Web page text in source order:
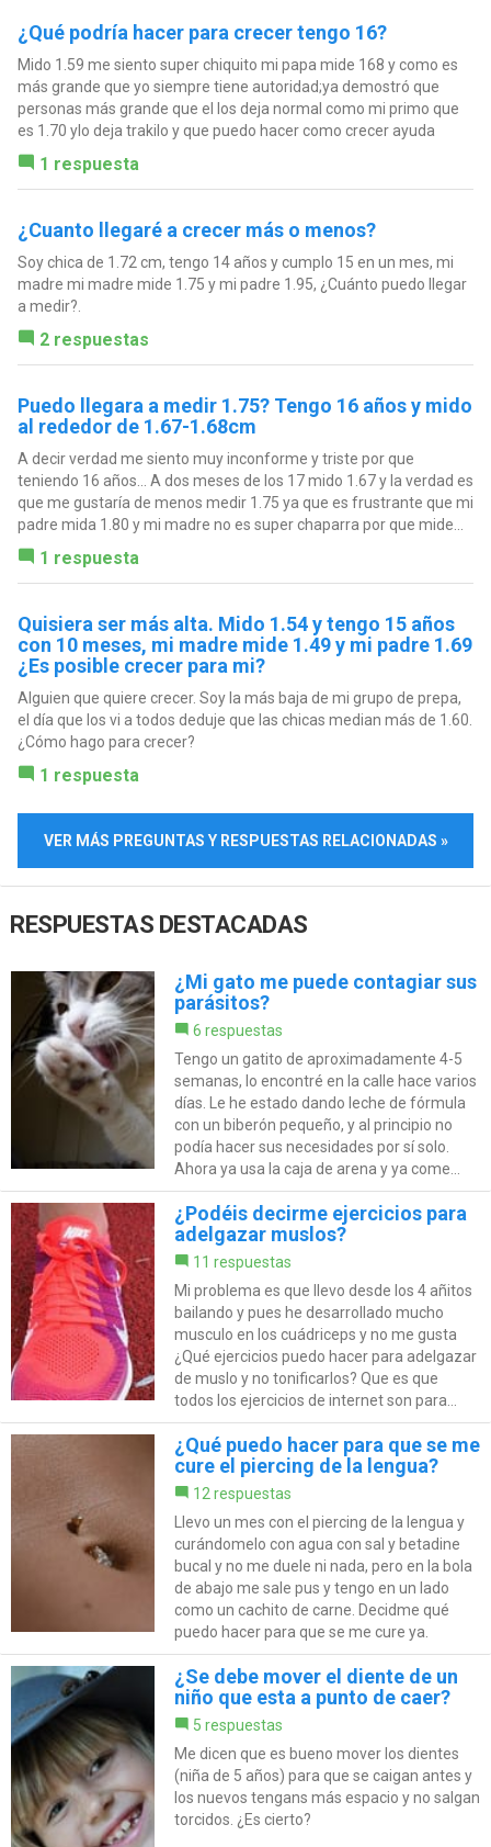
¿Qué podría hacer para crecer tengo 16?
Mido 1.59 me siento super chiquito mi papa mide 168 y como es
más grande que yo siempre tiene autoridad;ya demostró que
personas más grande que el los deja normal como mi primo que
es 1.70 ylo deja trakilo y que puedo hacer como crecer ayuda
1 respuesta
¿Cuanto llegaré a crecer más o menos?
Soy chica de 1.72 cm, tengo 14 años y cumplo 15 en un mes, mi
madre mi madre mide 1.75 y mi padre 1.95, ¿Cuánto puedo llegar
a medir?.
2 respuestas
Puedo llegara a medir 1.75? Tengo 16 años y mido
al rededor de 1.67-1.68cm
A decir verdad me siento muy inconforme y triste por que
teniendo 16 años... A dos meses de los 17 mido 1.67 y la verdad es
que me gustaría de menos medir 1.75 ya que es frustrante que mi
padre mida 1.80 y mi madre no es super chaparra por que mide...
1 respuesta
Quisiera ser más alta. Mido 1.54 y tengo 15 años
con 10 meses, mi madre mide 1.49 y mi padre 1.69
¿Es posible crecer para mi?
Alguien que quiere crecer. Soy la más baja de mi grupo de prepa,
el día que los vi a todos deduje que las chicas median más de 1.60.
¿Cómo hago para crecer?
1 respuesta
VER MÁS PREGUNTAS Y RESPUESTAS RELACIONADAS »
RESPUESTAS DESTACADAS
¿Mi gato me puede contagiar sus
parásitos?
6 respuestas
Tengo un gatito de aproximadamente 4-5
semanas, lo encontré en la calle hace varios
días. Le he estado dando leche de fórmula
con un biberón pequeño, y al principio no
podía hacer sus necesidades por sí solo.
Ahora ya usa la caja de arena y ya come...
¿Podéis decirme ejercicios para
adelgazar muslos?
11 respuestas
Mi problema es que llevo desde los 4 añitos
bailando y pues he desarrollado mucho
musculo en los cuádriceps y no me gusta
¿Qué ejercicios puedo hacer para adelgazar
de muslo y no tonificarlos? Que es que
todos los ejercicios de internet son para...
¿Qué puedo hacer para que se me
cure el piercing de la lengua?
12 respuestas
Llevo un mes con el piercing de la lengua y
curándomelo con agua con sal y betadine
bucal y no me duele ni nada, pero en la bola
de abajo me sale pus y tengo en un lado
como un cachito de carne. Decidme qué
puedo hacer para que se me cure ya.
¿Se debe mover el diente de un
niño que esta a punto de caer?
5 respuestas
Me dicen que es bueno mover los dientes
(niña de 5 años) para que se caigan antes y
los nuevos tengans más espacio y no salgan
torcidos. ¿Es cierto?